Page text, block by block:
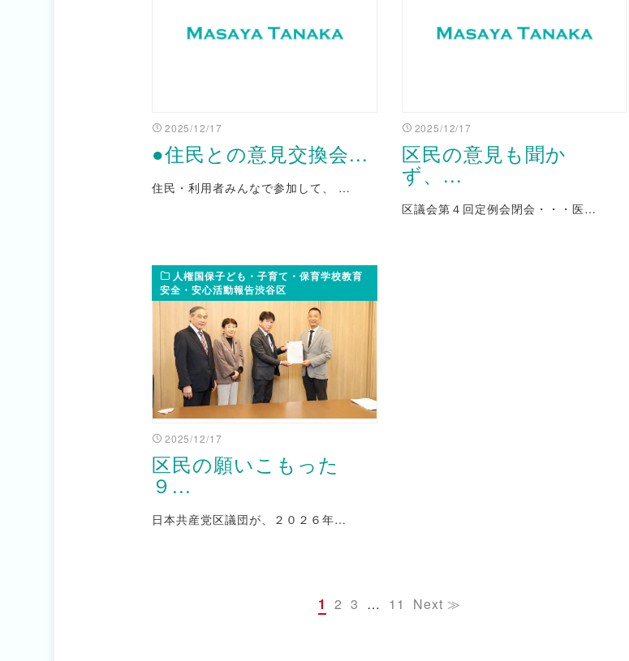
2025/12/17
●住民との意見交換会...
住民・利用者みんなで参加して、 …
2025/12/17
区民の意見も聞か
ず、...
区議会第４回定例会閉会・・・医…
人権国保子ども・子育て・保育学校教育
安全・安心活動報告渋谷区
2025/12/17
区民の願いこもった
９...
日本共産党区議団が、２０２６年…
1 2 3 … 11 Next ≫